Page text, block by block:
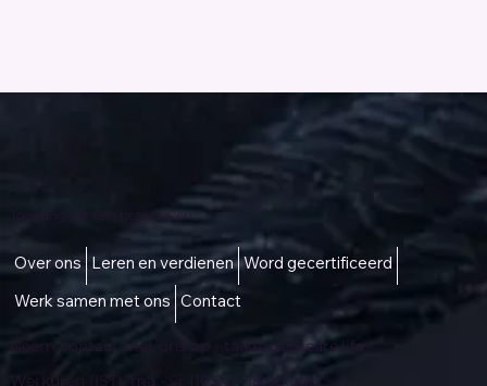
Toegang tot een beter leven
Neem contact met ons op - talktous@icare.life
Over ons Leren en verdienen Word gecertificeerd
Werk samen met ons Contact
Werkuren (IST): ma - vr (10:00 - 18:00 uur)